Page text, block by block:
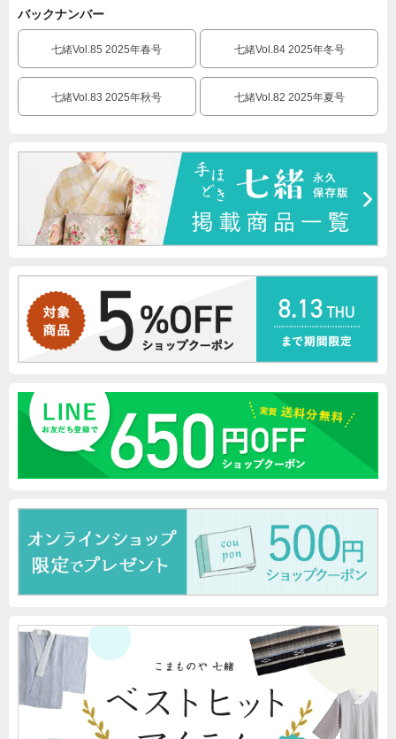
バックナンバー
七緒Vol.85 2025年春号 七緒Vol.84 2025年冬号
七緒Vol.83 2025年秋号 七緒Vol.82 2025年夏号